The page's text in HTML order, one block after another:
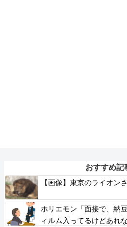
おすすめ記
【画像】東京のライオン
ホリエモン「面接で、納
ィルム入ってるけどあれ